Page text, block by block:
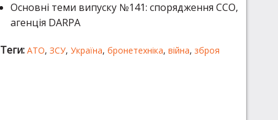
Основні теми випуску №141: спорядження ССО,
агенція DARPA
Теги: АТО, ЗСУ, Україна, бронетехніка, війна, зброя